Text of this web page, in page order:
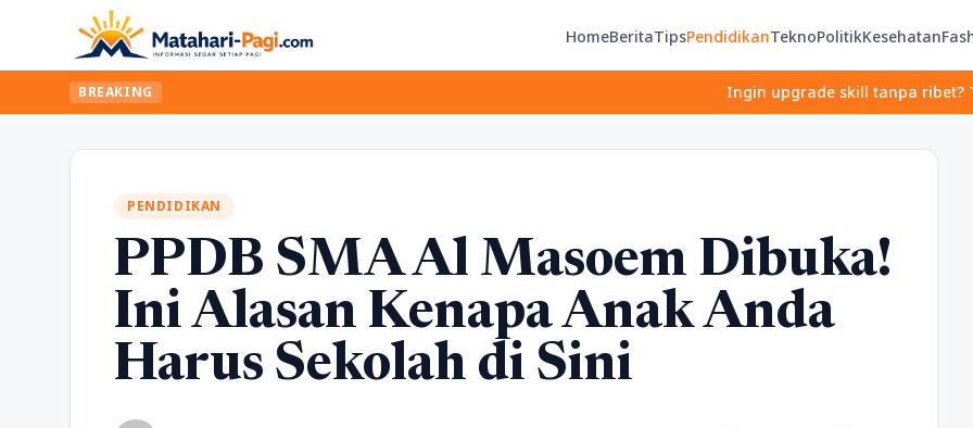
HomeBeritaTipsPendidikanTeknoPolitikKesehatan
BREAKING Ingin upgrade skill tanpa ribet?
PENDIDIKAN
PPDB SMA Al Masoem Dibuka!
Ini Alasan Kenapa Anak Anda
Harus Sekolah di Sini